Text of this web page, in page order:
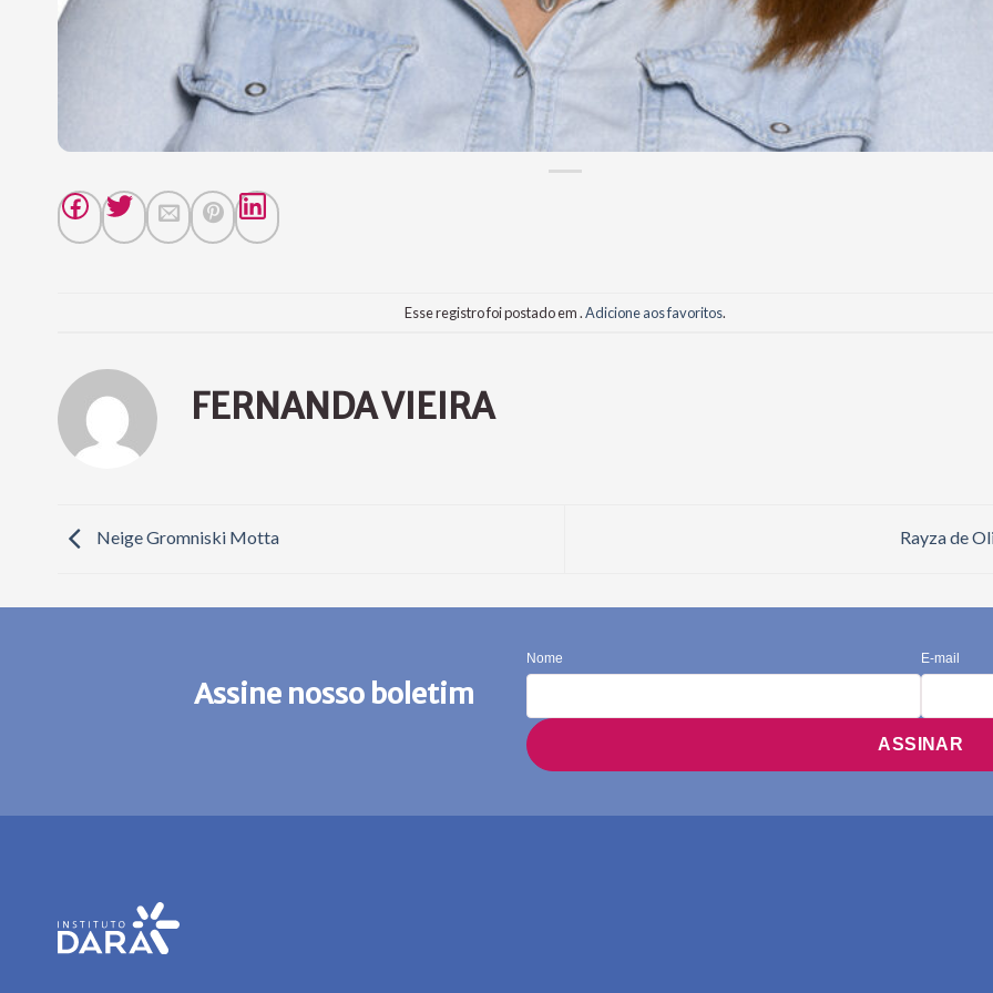
Esse registro foi postado em .Adicione aos favoritos.
FERNANDA VIEIRA
Neige Gromniski Motta Rayza de
Assine nosso boletim
Nome E-mail